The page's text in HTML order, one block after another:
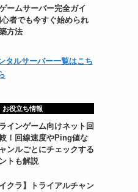
ームサーバー完全ガイ
心者でも今すぐ始められ
方法
タルサーバー一覧はこち
お役立ち情報
インゲーム向けネット回
！回線速度やPing値な
ンルごとにチェックする
トも解説
イクラ】トライアルチャン